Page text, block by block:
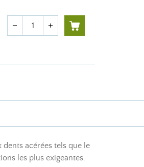
Quantité
remove add
dents acérées tels que le
les plus exigeantes.